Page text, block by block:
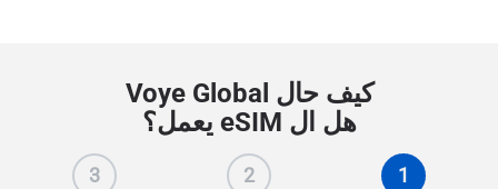
كيف حال Voye Global
هل ال eSIM يعمل؟
1
2
3